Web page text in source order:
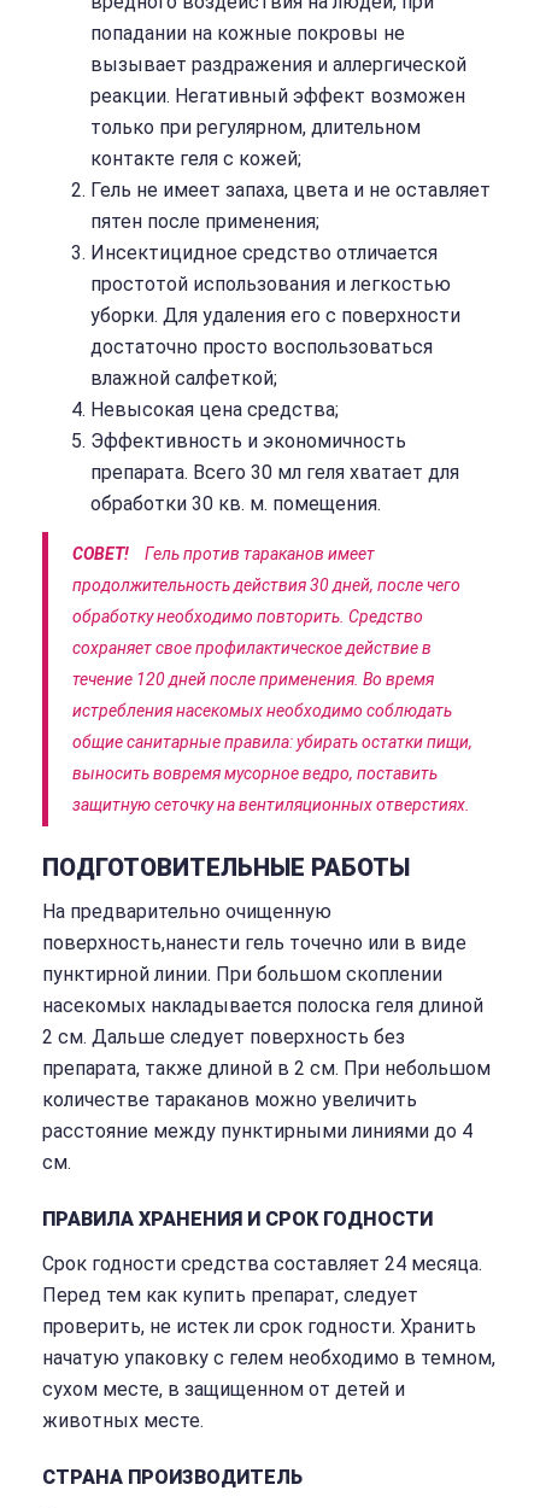
попадании на кожные покровы не
вызывает раздражения и аллергической
реакции. Негативный эффект возможен
только при регулярном, длительном
контакте геля с кожей;
Гель не имеет запаха, цвета и не оставляет
пятен после применения;
Инсектицидное средство отличается
простотой использования и легкостью
уборки. Для удаления его с поверхности
достаточно просто воспользоваться
влажной салфеткой;
Невысокая цена средства;
Эффективность и экономичность
препарата. Всего 30 мл геля хватает для
обработки 30 кв. м. помещения.
СОВЕТ!
Гель против тараканов имеет
продолжительность действия 30 дней, после чего
обработку необходимо повторить. Средство
сохраняет свое профилактическое действие в
течение 120 дней после применения. Во время
истребления насекомых необходимо соблюдать
общие санитарные правила: убирать остатки пищи,
выносить вовремя мусорное ведро, поставить
защитную сеточку на вентиляционных отверстиях.
ПОДГОТОВИТЕЛЬНЫЕ РАБОТЫ
На предварительно очищенную
поверхность,нанести гель точечно или в виде
пунктирной линии. При большом скоплении
насекомых накладывается полоска геля длиной
2 см. Дальше следует поверхность без
препарата, также длиной в 2 см. При небольшом
количестве тараканов можно увеличить
расстояние между пунктирными линиями до 4
см.
ПРАВИЛА ХРАНЕНИЯ И СРОК ГОДНОСТИ
Срок годности средства составляет 24 месяца.
Перед тем как купить препарат, следует
проверить, не истек ли срок годности. Хранить
начатую упаковку с гелем необходимо в темном,
сухом месте, в защищенном от детей и
животных месте.
СТРАНА ПРОИЗВОДИТЕЛЬ